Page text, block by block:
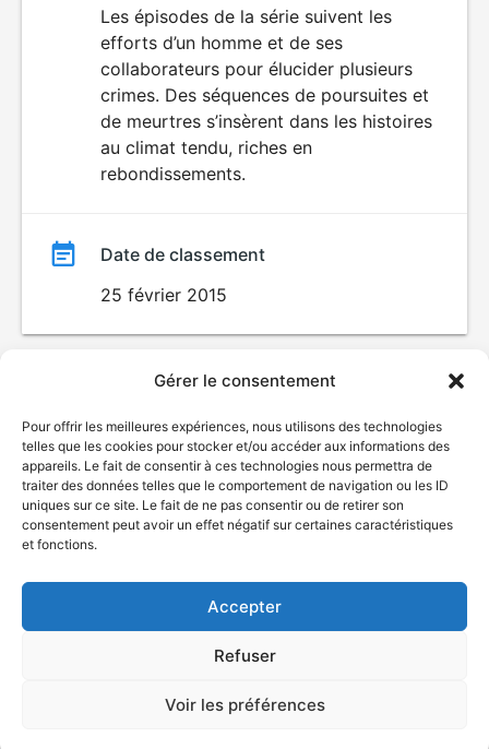
Gérer le consentement
Pour offrir les meilleures expériences, nous utilisons des technologies
telles que les cookies pour stocker et/ou accéder aux informations des
appareils. Le fait de consentir à ces technologies nous permettra de
traiter des données telles que le comportement de navigation ou les ID
uniques sur ce site. Le fait de ne pas consentir ou de retirer son
consentement peut avoir un effet négatif sur certaines caractéristiques
et fonctions.
Accepter
Refuser
Voir les préférences
Les épisodes de la série suivent les
efforts d’un homme et de ses
collaborateurs pour élucider plusieurs
crimes. Des séquences de poursuites et
de meurtres s’insèrent dans les histoires
au climat tendu, riches en
rebondissements.
Date de classement
25 février 2015
© Gouvernement du Québec, 2026
Nous joindre
Plan du site
Accessibilité
Accès à l'information
Politique de confidentialité